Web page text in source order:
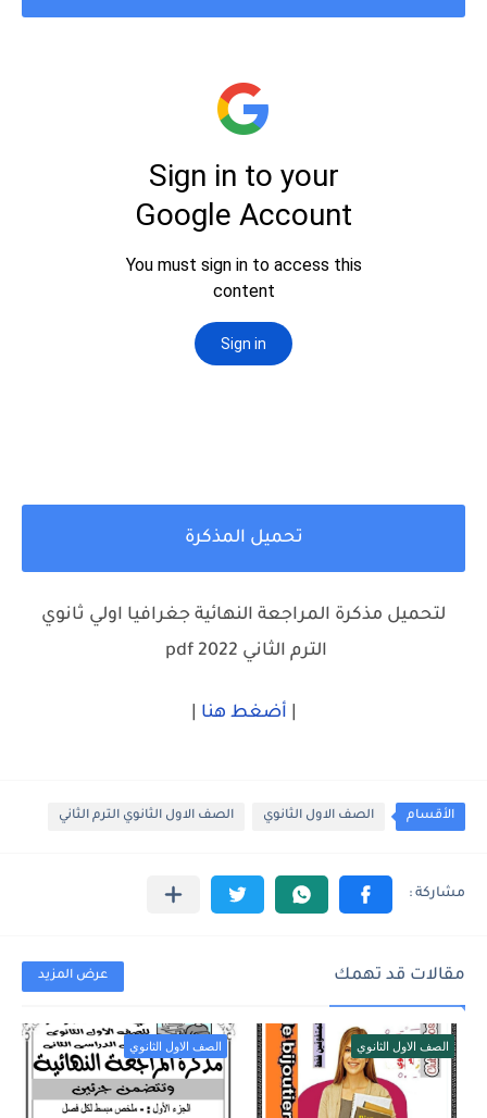
تحميل المذكرة
لتحميل مذكرة المراجعة النهائية جغرافيا اولي ثانوي
الترم الثاني 2022 pdf
أضغط هنا
الأقسام الصف الاول الثانوي الصف الاول الثانوي الترم الثاني
مقالات قد تهمك عرض المزيد
الصف الاول الثانوي الصف الاول الثانوي